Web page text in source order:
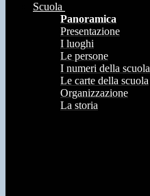
Scuola
Panoramica
Presentazione
I luoghi
Le persone
I numeri della scuola
Le carte della scuola
Organizzazione
La storia